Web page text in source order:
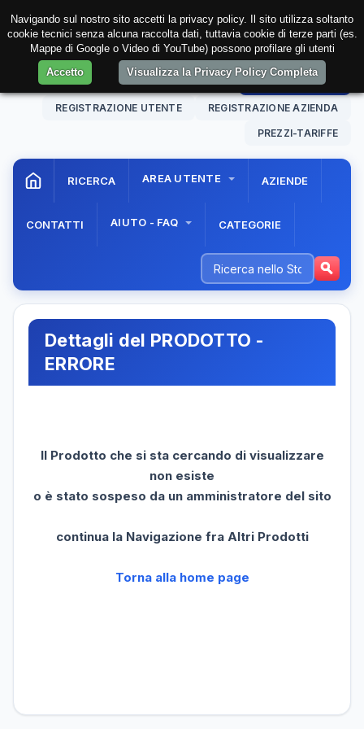
08 Aug. 202614:23:22 AREA RISERVATA
REGISTRAZIONE UTENTE REGISTRAZIONE AZIENDA
PREZZI-TARIFFE
RICERCA AREA UTENTE AZIENDE
CONTATTI AIUTO - FAQ CATEGORIE
Dettagli del PRODOTTO -
ERRORE
Il Prodotto che si sta cercando di visualizzare
non esiste
o è stato sospeso da un amministratore del sito
continua la Navigazione fra Altri Prodotti
Torna alla home page
Navigando sul nostro sito accetti la privacy policy. Il sito utilizza soltanto
cookie tecnici senza alcuna raccolta dati, tuttavia cookie di terze parti (es.
Mappe di Google o Video di YouTube) possono profilare gli utenti
Accetto
Visualizza la Privacy Policy Completa